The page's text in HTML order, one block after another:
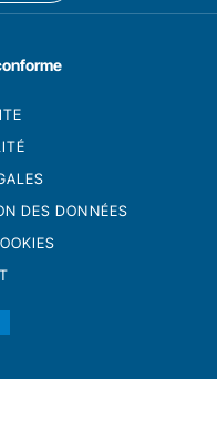
DES DONNÉES